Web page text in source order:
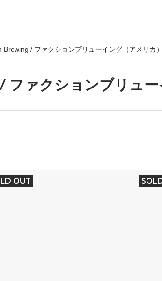
Brewing / ファクションブリューイング（アメリカ）
ァクションブリュー
OUT